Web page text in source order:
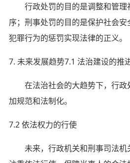
行政处罚的目的是调整和管理
序；刑事处罚的目的是保护社会
犯罪行为的惩罚实现法律的正义。
7. 未来发展趋势7.1 法治建设的推
在法治社会的大趋势下，行政
加规范和法制化。
7.2 依法权力的行使
未来，行政机关和刑事司法机